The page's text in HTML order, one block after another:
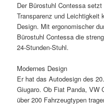
Der Bürostuhl Contessa
Transparenz und Leichtigkeit
Design. Mit ergonomischer
Bürostuhl Contessa die
24-Stunden-Stuhl.
Modernes Design
Er hat das Autodesign des
Giugaro. Ob Fiat Panda, VW
über 200 Fahrzeugtypen